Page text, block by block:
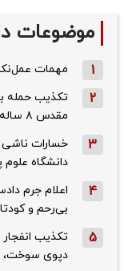
موضوعات
1 مهمات
2
تکذیب حمله
مقدس ۸ ساله منفجر شد
3
خسارات ناشی
دانشگاه
4
اعلام جرم
بی‌رحم و کودتای دی‌ ۱۴۰۴
5
تکذیب
دپوی سوخت،